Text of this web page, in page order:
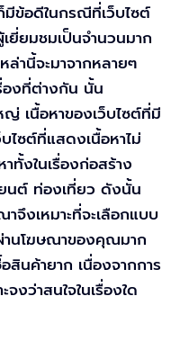
มีข้อดีในกรณีที่เว็บไซต์
ยี่ยมชมเป็นจำนวนมาก
านี้จะมาจากหลายๆ
องที่ต่างกัน นั้น
เนื้อหาของเว็บไซต์ที่มี
ไซต์ที่แสดงเนื้อหาไม่
าทั้งในเรื่องก่อสร้าง
นต์ ท่องเที่ยว ดังนั้น
จึงเหมาะที่จะเลือกแบบ
านโฆษณาของคุณมาก
สินค้ายาก เนื่องจากการ
จงว่าสนใจในเรื่องใด